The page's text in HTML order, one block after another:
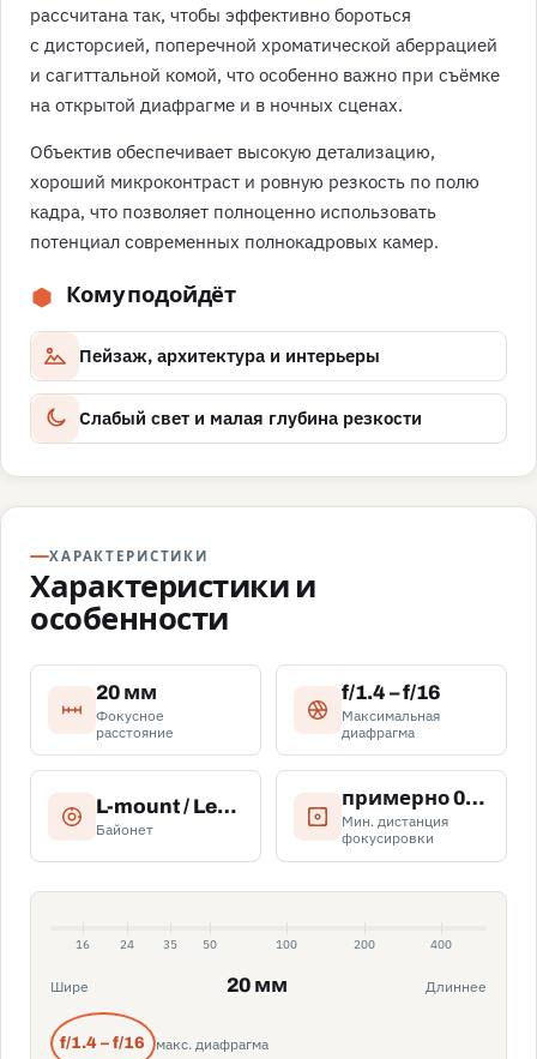
рассчитана так, чтобы эффективно бороться
с дисторсией, поперечной хроматической аберрацией
и сагиттальной комой, что особенно важно при съёмке
на открытой диафрагме и в ночных сценах.
Объектив обеспечивает высокую детализацию,
хороший микроконтраст и ровную резкость по полю
кадра, что позволяет полноценно использовать
потенциал современных полнокадровых камер.
Кому подойдёт
Пейзаж, архитектура и интерьеры
Слабый свет и малая глубина резкости
ХАРАКТЕРИСТИКИ
Характеристики и
особенности
20 мм
Фокусное
расстояние
f/1.4 – f/16
Максимальная
диафрагма
L-mount / Leica L
Байонет
примерно 0,23 м
Мин. дистанция
фокусировки
16 24 35 50 100 200 400
Шире 20 мм Длиннее
f/1.4 – f/16 макс. диафрагма